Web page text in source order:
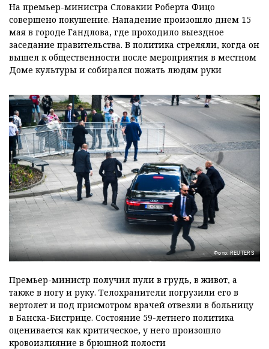
На премьер-министра Словакии Роберта Фицо
совершено покушение. Нападение произошло днем 15
мая в городе Гандлова, где проходило выездное
заседание правительства. В политика стреляли, когда он
вышел к общественности после мероприятия в местном
Доме культуры и собирался пожать людям руки
Фото: REUTERS
Премьер-министр получил пули в грудь, в живот, а
также в ногу и руку. Телохранители погрузили его в
вертолет и под присмотром врачей отвезли в больницу
в Банска-Бистрице. Состояние 59-летнего политика
оценивается как критическое, у него произошло
кровоизлияние в брюшной полости